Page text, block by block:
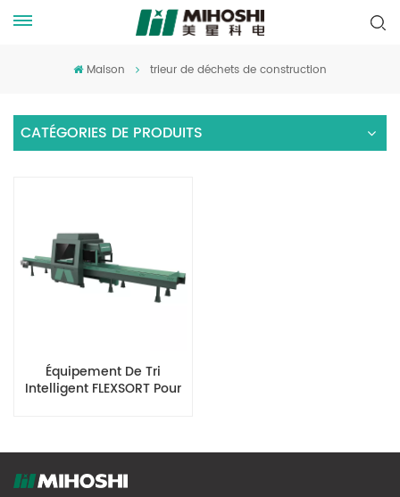
Maison trieur de déchets de construction
CATÉGORIES DE PRODUITS
Équipement De Tri
Intelligent FLEXSORT Pour